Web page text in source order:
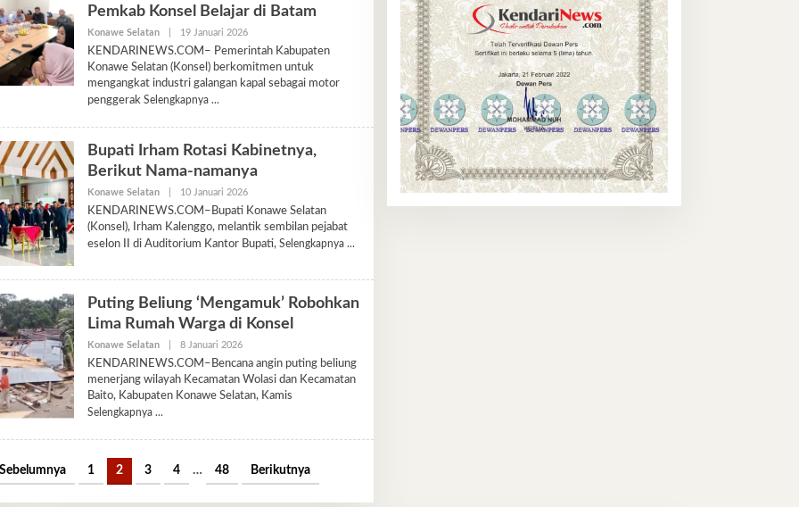
Pemkab Konsel Belajar di Batam
Konawe Selatan 19 Januari 2026Oleh
KENDARINEWS.COM– Pemerintah Kabupaten
Konawe Selatan (Konsel) berkomitmen untuk
mengangkat industri galangan kapal sebagai motor
penggerak Selengkapnya
Bupati Irham Rotasi Kabinetnya,
Berikut Nama-namanya
Konawe Selatan 10 Januari 2026Oleh
KENDARINEWS.COM–Bupati Konawe Selatan
(Konsel), Irham Kalenggo, melantik sembilan pejabat
eselon II di Auditorium Kantor Bupati, Selengkapnya
Puting Beliung ‘Mengamuk’ Robohkan
Lima Rumah Warga di Konsel
Konawe Selatan 8 Januari 2026Oleh
KENDARINEWS.COM–Bencana angin puting beliung
menerjang wilayah Kecamatan Wolasi dan Kecamatan
Baito, Kabupaten Konawe Selatan, Kamis
Selengkapnya
Sebelumnya 1 2 3 4 … 48 Berikutnya